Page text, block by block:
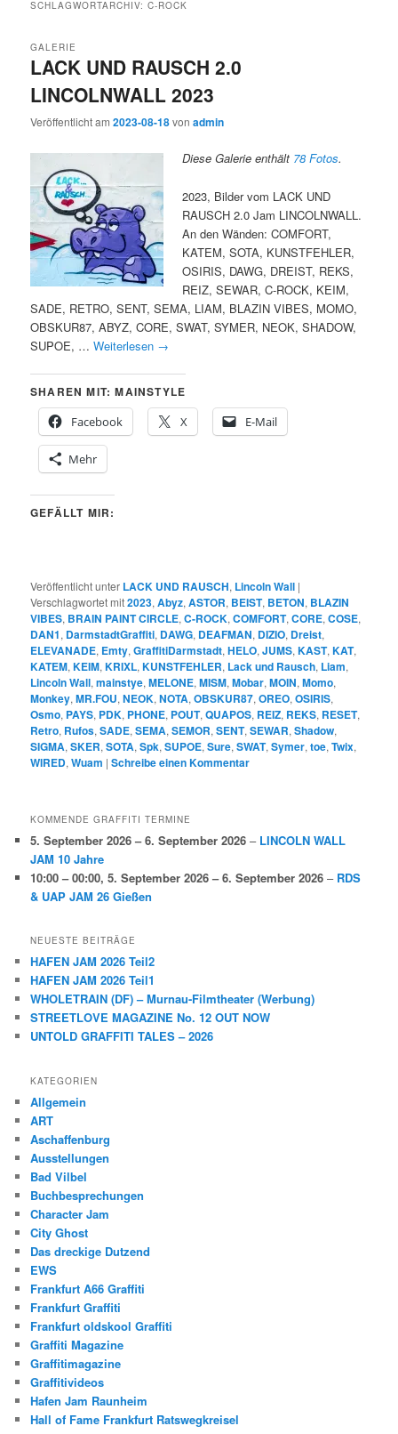
SCHLAGWORTARCHIV:C-ROCK
LACK UND RAUSCH 2.0
LINCOLNWALL 2023
GALERIE
Veröffentlicht am2023-08-18vonadmin
Diese Galerie enthält 78 Fotos.
2023, Bilder vom LACK UND
RAUSCH 2.0 Jam LINCOLNWALL.
An den Wänden: COMFORT,
KATEM, SOTA, KUNSTFEHLER,
OSIRIS, DAWG, DREIST, REKS,
REIZ, SEWAR, C-ROCK, KEIM,
SADE, RETRO, SENT, SEMA, LIAM, BLAZIN VIBES, MOMO,
OBSKUR87, ABYZ, CORE, SWAT, SYMER, NEOK, SHADOW,
SUPOE, …Weiterlesen →
SHAREN MIT: MAINSTYLE
Facebook
X E-Mail
Mehr
GEFÄLLT MIR:
Veröffentlicht unter LACK UND RAUSCH, Lincoln Wall |
Verschlagwortet mit2023,Abyz,ASTOR, BEIST, BETON, BLAZIN
VIBES, BRAIN PAINT CIRCLE,C-ROCK,COMFORT,CORE,COSE,
DAN1, DarmstadtGraffiti, DAWG, DEAFMAN, DIZIO, Dreist,
ELEVANADE, Emty,GraffitiDarmstadt,HELO,JUMS,KAST,KAT,
KATEM,KEIM,KRIXL,KUNSTFEHLER, Lack und Rausch, Liam,
Lincoln Wall,mainstye,MELONE,MISM,Mobar,MOIN,Momo,
Monkey,MR.FOU,NEOK,NOTA,OBSKUR87,OREO,OSIRIS,
Osmo, PAYS, PDK, PHONE, POUT,QUAPOS, REIZ, REKS, RESET,
Retro, Rufos,SADE,SEMA,SEMOR,SENT,SEWAR,Shadow,
SIGMA,SKER,SOTA,Spk,SUPOE,Sure,SWAT,Symer,toe,Twix,
WIRED,Wuam |Schreibe einen Kommentar
KOMMENDE GRAFFITI TERMINE
5. September 2026 – 6. September 2026 – LINCOLN WALL
JAM 10 Jahre
10:00 – 00:00,5. September 2026 – 6. September 2026 – RDS
& UAP JAM 26 Gießen
NEUESTE BEITRÄGE
HAFEN JAM 2026 Teil2
HAFEN JAM 2026 Teil1
WHOLETRAIN (DF) – Murnau-Filmtheater (Werbung)
STREETLOVE MAGAZINE No. 12 OUT NOW
UNTOLD GRAFFITI TALES – 2026
KATEGORIEN
Allgemein
ART
Aschaffenburg
Ausstellungen
Bad Vilbel
Buchbesprechungen
Character Jam
City Ghost
Das dreckige Dutzend
EWS
Frankfurt A66 Graffiti
Frankfurt Graffiti
Frankfurt oldskool Graffiti
Graffiti Magazine
Graffitimagazine
Graffitivideos
Hafen Jam Raunheim
Hall of Fame Frankfurt Ratswegkreisel